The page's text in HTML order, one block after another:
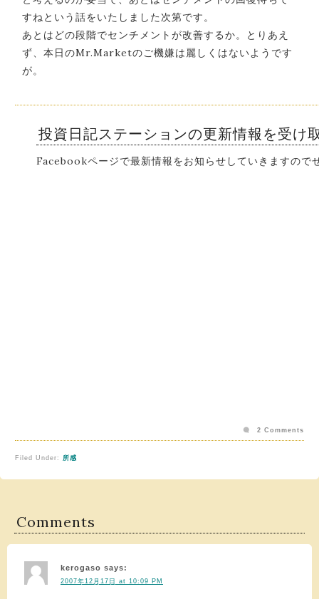
すねという話をいたしました次第です。
あとはどの段階でセンチメントが改善するか。とりあえ
ず、本日のMr.Marketのご機嫌は麗しくはないようです
が。
投資日記ステーションの更新情報を受け
Facebookページで最新情報をお知らせしていきますので
Filed Under: 所感
2 Comments
Comments
kerogaso says:
2007年12月17日 at 10:09 PM